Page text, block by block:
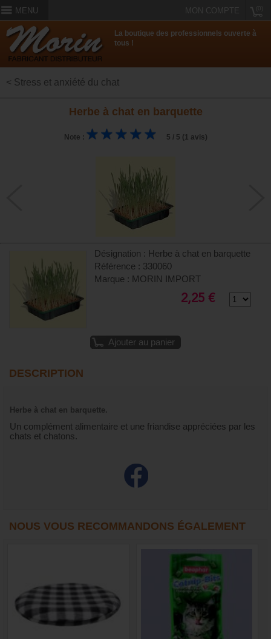
MENU MON COMPTE
La boutique des professionnels ouverte à
tous !
< Stress et anxiété du chat
Herbe à chat en barquette
Note : 5 / 5 (1 avis)
Désignation : Herbe à chat en barquette
Référence : 330060
Marque : MORIN IMPORT
2,25 €
Ajouter au panier
DESCRIPTION
Herbe à chat en barquette.
Un complément alimentaire et une friandise appréciées par les
chats et chatons.
NOUS VOUS RECOMMANDONS ÉGALEMENT